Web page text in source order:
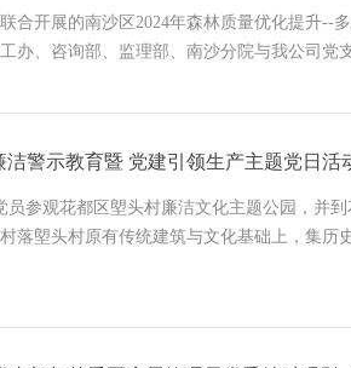
合开展的南沙区2024年森林质量优化提升--
办、咨询部、监理部、南沙分院与我公司党
洁警示教育暨 党建引领生产主题党日活
员参观花都区塱头村廉洁文化主题公园，并
落塱头村原有传统建筑与文化基础上，集历